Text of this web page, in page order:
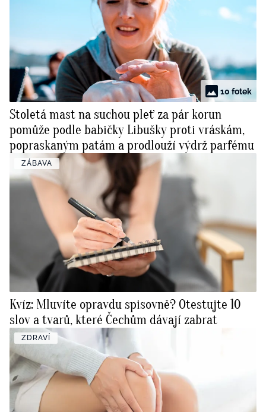
10 fotek
Stoletá mast na suchou pleť za pár korun
pomůže podle babičky Libušky proti vráskám,
popraskaným patám a prodlouží výdrž parfému
ZÁBAVA
Kvíz: Mluvíte opravdu spisovně? Otestujte 10
slov a tvarů, které Čechům dávají zabrat
ZDRAVÍ